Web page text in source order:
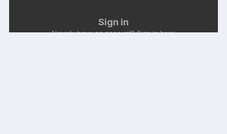
Sign in
Already have an account? Sign in here.